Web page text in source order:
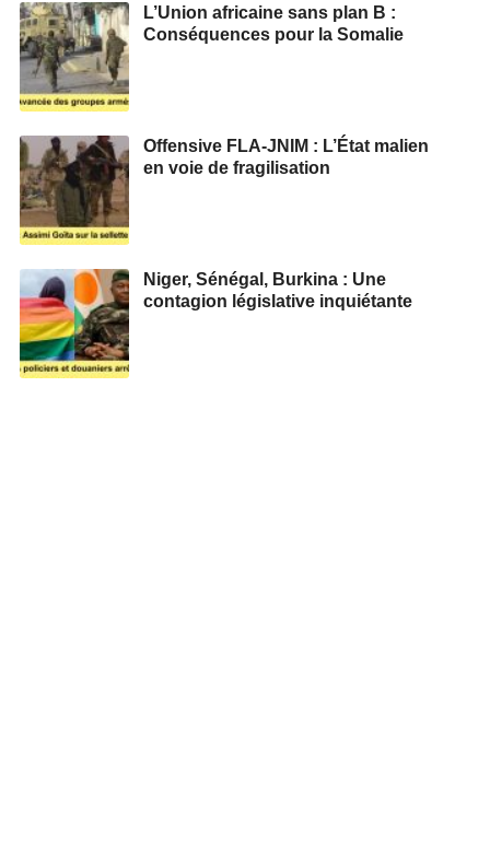
L’Union africaine sans plan B :
Conséquences pour la Somalie
Offensive FLA-JNIM : L’État malien
en voie de fragilisation
Niger, Sénégal, Burkina : Une
contagion législative inquiétante